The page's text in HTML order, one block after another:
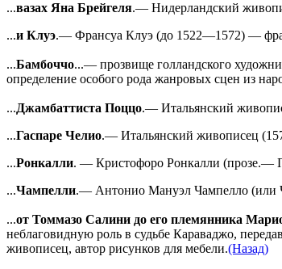
...вазах Яна Брейгеля.— Нидерландский
...и Клуэ.— Франсуа Клуэ (до 1522—1572) —
...Бамбоччо...— прозвище голландского
определение особого рода жанровых сцен из
...Джамбаттиста Поццо.— Итальянский
...Гаспаре Челио.— Итальянский живописец
...Ронкалли. — Кристофоро Ронкалли (прозе.—
...Чампелли.— Антонио Мануэл Чампелло (или
...от Томмазо Салини до его племянника
неблаговидную роль в судьбе Караваджо,
живописец, автор рисунков для мебели.(Назад)